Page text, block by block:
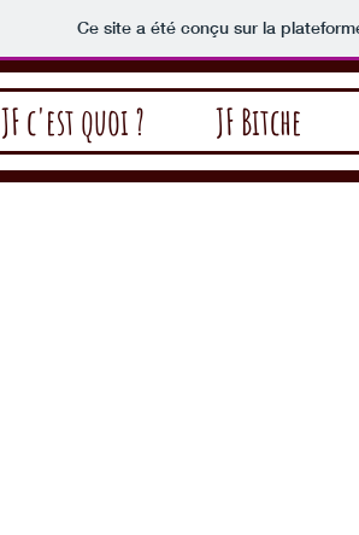
Ce site a été conçu sur la
JF c'est quoi ? JF Bitche